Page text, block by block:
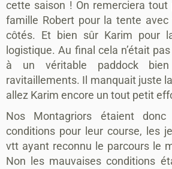
cette saison ! On remerciera tout
famille Robert pour la tente
côtés. Et bien sûr Karim pour
logistique. Au final cela n’était
à un véritable paddock
ravitaillements. Il manquait juste
allez Karim encore un tout petit
Nos Montagriors étaient
conditions pour leur course, les
vtt ayant reconnu le parcours le
Non les mauvaises conditions